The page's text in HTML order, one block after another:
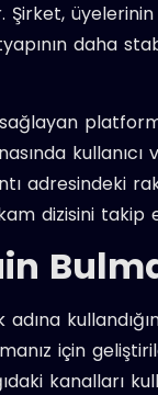
daha
adresindeki
dizisini takip
için
kanalları